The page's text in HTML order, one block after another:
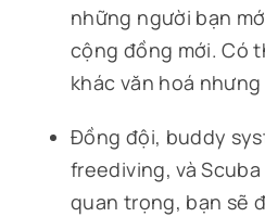
những người bạn
cộng đồng mới. Có
khác văn hoá
Đồng đội, buddy
freediving, và
quan trọng, bạn sẽ